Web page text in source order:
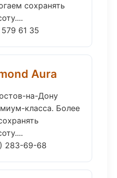
сохранять
61 35
Aura
на-Дону
класса. Более
283-69-68